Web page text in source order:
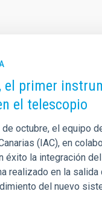
el primer
el telescopio
de octubre, el equipo
(IAC), en
éxito la integración
realizado en la
del nuevo